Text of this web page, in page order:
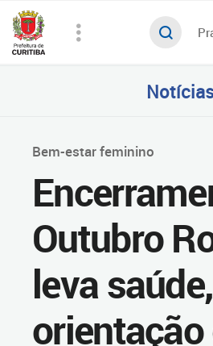
Bem-estar feminino
Outubro
leva saúde,
orientação